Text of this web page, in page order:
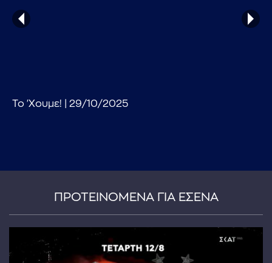
...πληκτρολογήστε κείμενο προς αναζήτηση
Το 'Χουμε! | 29/10/2025
ΠΡΟΤΕΙΝΟΜΕΝΑ ΓΙΑ ΕΣΕΝΑ